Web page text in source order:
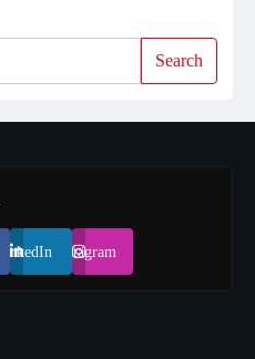
Search
LinkedIn Instagram